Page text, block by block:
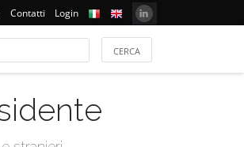
Contatti Login